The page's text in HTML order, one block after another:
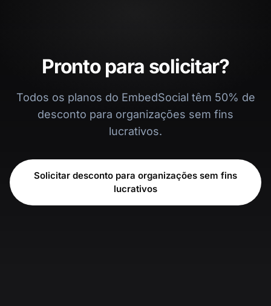
Pronto para solicitar?
Todos os planos do EmbedSocial têm 50% de
desconto para organizações sem fins
lucrativos.
Solicitar desconto para organizações sem fins
lucrativos